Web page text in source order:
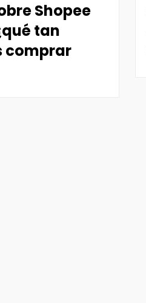
Shopee
tan
comprar